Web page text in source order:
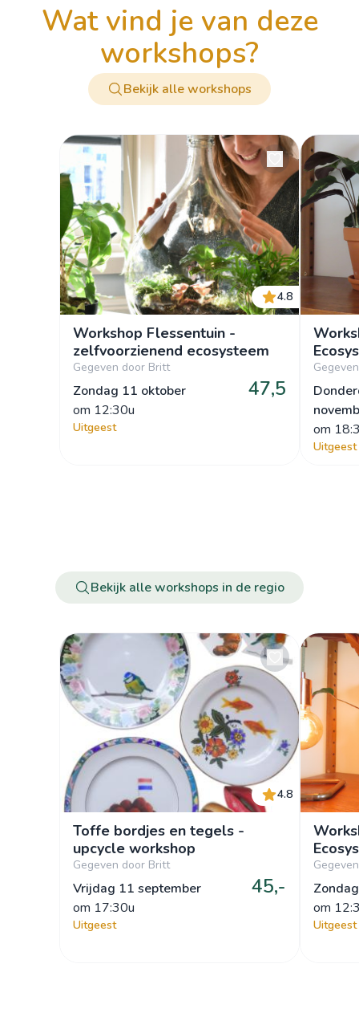
wat vind je van deze
workshops?
Bekijk alle workshops
4.8
Workshop Flessentuin -
zelfvoorzienend ecosysteem
Gegeven door Britt
Zondag 11 oktober
om 12:30u
47,5
Uitgeest
om
Uitgeest
Bekijk alle workshops in de regio
4.8
Toffe bordjes en tegels -
upcycle workshop
Gegeven door Britt
Vrijdag 11 september
om 17:30u
45,-
Uitgeest
om
Uitgeest